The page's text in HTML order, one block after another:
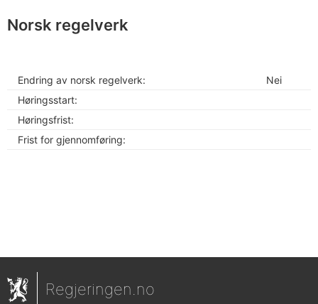
Norsk regelverk
Endring av norsk regelverk:
Nei
Høringsstart:
Høringsfrist:
Frist for gjennomføring:
Regjeringen.no